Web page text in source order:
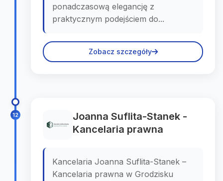
ponadczasową elegancję z
praktycznym podejściem do...
Zobacz szczegóły
12
Joanna Suflita-Stanek -
Kancelaria prawna
Kancelaria Joanna Suflita-Stanek –
Kancelaria prawna w Grodzisku